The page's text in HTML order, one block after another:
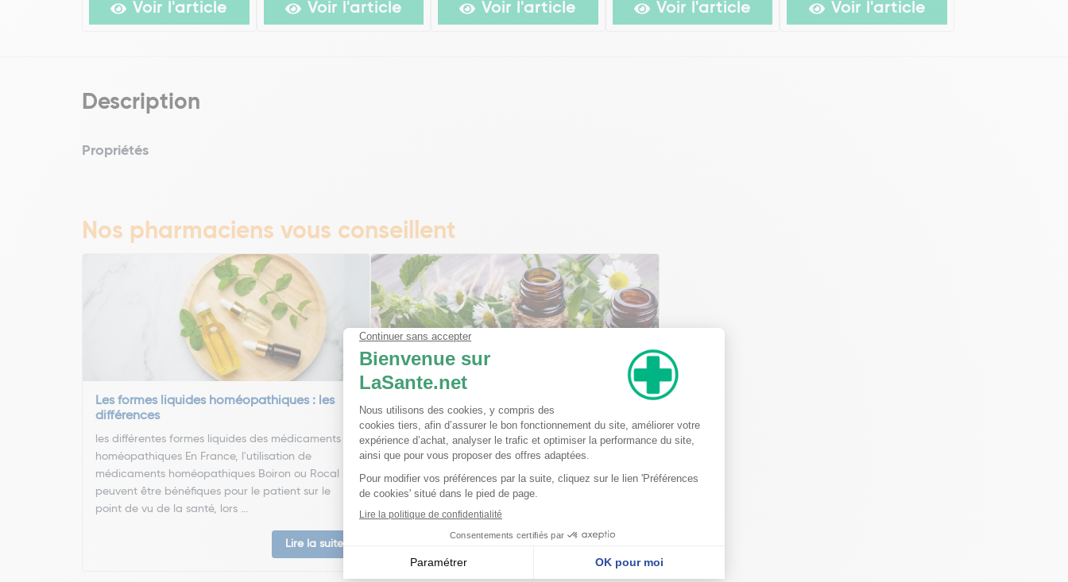
Voir l'article Voir l'article Voir l'article Voir l'article Voir l'article
Description
Propriétés
Nos pharmaciens vous conseillent
Les formes liquides homéopathiques : les
différences
les différentes formes liquides des médicaments
homéopathiques En France, l'utilisation de
médicaments homéopathiques Boiron ou Rocal
peuvent être bénéfiques pour le patient sur le
point de vu de la santé, lors ...
Lire la suite
Ceci est un petit guide pratique des traitements
homéopathiques à avoir chez soi ! L'homéopathie
est une disciple à part entière dans l'arsenal
thérapeutique. Celle-ci est basée sur le principe
qu'une ...